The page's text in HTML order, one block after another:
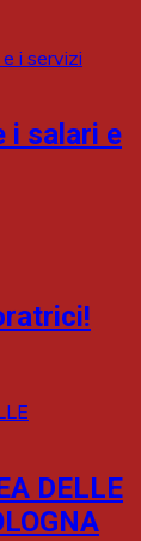
i salari e
DELLE